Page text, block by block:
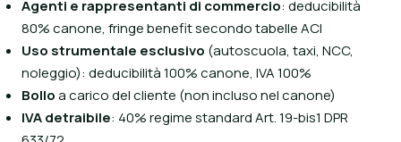
Agenti e rappresentanti di commercio: deducibilità
80% canone, fringe benefit secondo tabelle ACI
Uso strumentale esclusivo (autoscuola, taxi, NCC,
noleggio): deducibilità 100% canone, IVA 100%
Bolloa carico del cliente (non incluso nel canone)
IVA detraibile: 40% regime standard Art. 19-bis1 DPR